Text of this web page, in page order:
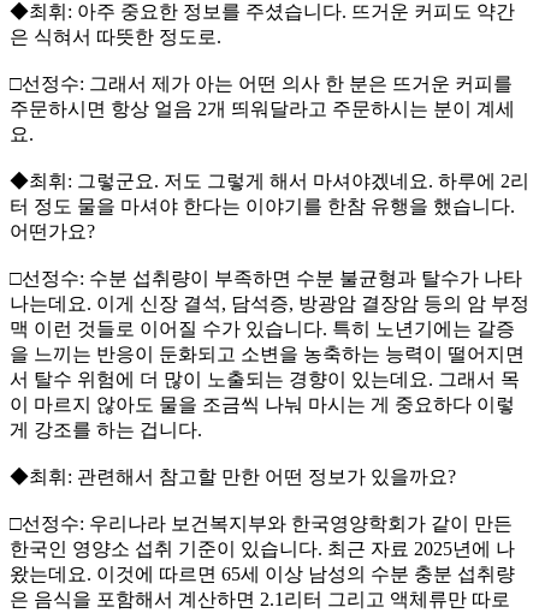
◆최휘: 아주 중요한 정보를 주셨습니다. 뜨거운 커피도 약간
은 식혀서 따뜻한 정도로.
□선정수: 그래서 제가 아는 어떤 의사 한 분은 뜨거운 커피를
주문하시면 항상 얼음 2개 띄워달라고 주문하시는 분이 계세
요.
◆최휘: 그렇군요. 저도 그렇게 해서 마셔야겠네요. 하루에 2리
터 정도 물을 마셔야 한다는 이야기를 한참 유행을 했습니다.
어떤가요?
□선정수: 수분 섭취량이 부족하면 수분 불균형과 탈수가 나타
나는데요. 이게 신장 결석, 담석증, 방광암 결장암 등의 암 부정
맥 이런 것들로 이어질 수가 있습니다. 특히 노년기에는 갈증
을 느끼는 반응이 둔화되고 소변을 농축하는 능력이 떨어지면
서 탈수 위험에 더 많이 노출되는 경향이 있는데요. 그래서 목
이 마르지 않아도 물을 조금씩 나눠 마시는 게 중요하다 이렇
게 강조를 하는 겁니다.
◆최휘: 관련해서 참고할 만한 어떤 정보가 있을까요?
□선정수: 우리나라 보건복지부와 한국영양학회가 같이 만든
한국인 영양소 섭취 기준이 있습니다. 최근 자료 2025년에 나
왔는데요. 이것에 따르면 65세 이상 남성의 수분 충분 섭취량
은 음식을 포함해서 계산하면 2.1리터 그리고 액체류만 따로